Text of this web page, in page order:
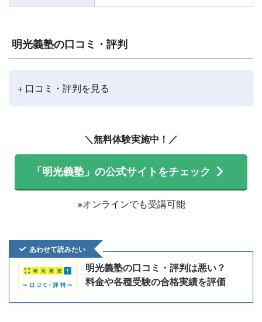
明光義塾の口コミ・評判
+ 口コミ・評判を見る
＼無料体験実施中！／
「明光義塾」の公式サイトをチェック
※オンラインでも受講可能
あわせて読みたい
明光義塾の口コミ・評判は悪い？
料金や各種受験の合格実績を評価